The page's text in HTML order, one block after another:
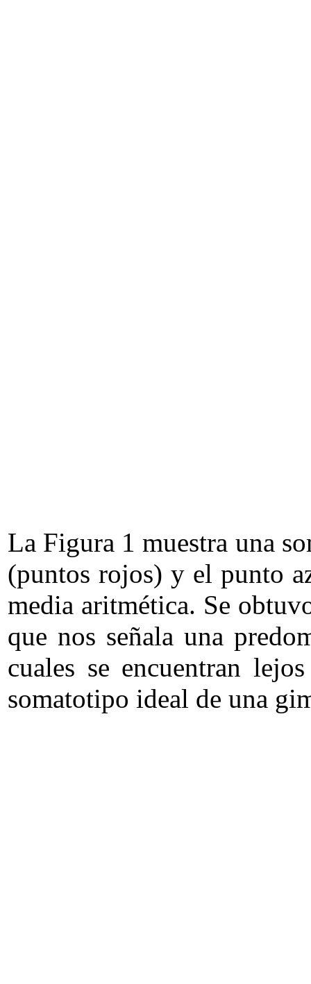
La Figura 1 muestra una
(puntos rojos) y el punto
media aritmética. Se
que nos señala una
cuales se encuentran
somatotipo ideal de una